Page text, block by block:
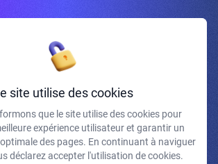
vous à la newsletter
vos e-mails et confirme avoir pris connaissance de
de confidentialité et mentions légales.
site utilise des cookies
que le site utilise des cookies pour
expérience utilisateur et garantir un
des pages. En continuant à naviguer
déclarez accepter l'utilisation de cookies.